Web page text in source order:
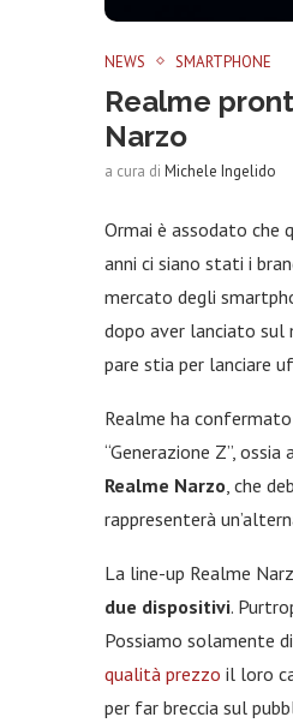
NEWS SMARTPHONE
Realme
Narzo
a cura di Michele Ingelido
Ormai è assodato che
anni ci siano stati i
mercato degli
dopo aver lanciato sul
pare stia per lanciare
Realme ha
“Generazione Z”, ossia
Realme Narzo , che
rappresenterà
La line-up Realme
due dispositivi.
Possiamo solamente
qualità prezzo il loro
per far breccia sul